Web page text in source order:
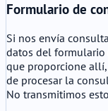
Formulario de
Si nos envía
datos del
que proporcione
de procesar la
No transmitimos